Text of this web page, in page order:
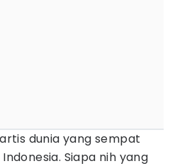
dunia yang sempat
Siapa nih yang